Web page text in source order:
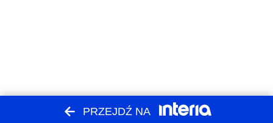
PRZEJDŹ NA